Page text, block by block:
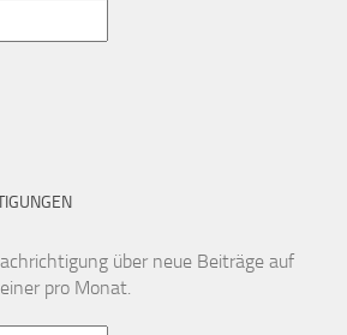
über neue Beiträge auf
pro Monat.